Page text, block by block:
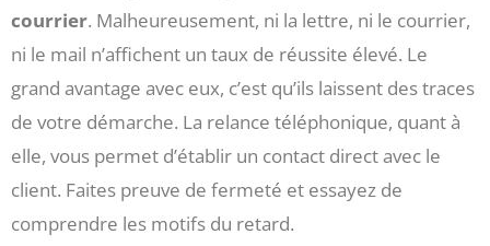
courrier. Malheureusement, ni la lettre, ni le courrier,
ni le mail n’affichent un taux de réussite élevé. Le
grand avantage avec eux, c’est qu’ils laissent des traces
de votre démarche. La relance téléphonique, quant à
elle, vous permet d’établir un contact direct avec le
client. Faites preuve de fermeté et essayez de
comprendre les motifs du retard.